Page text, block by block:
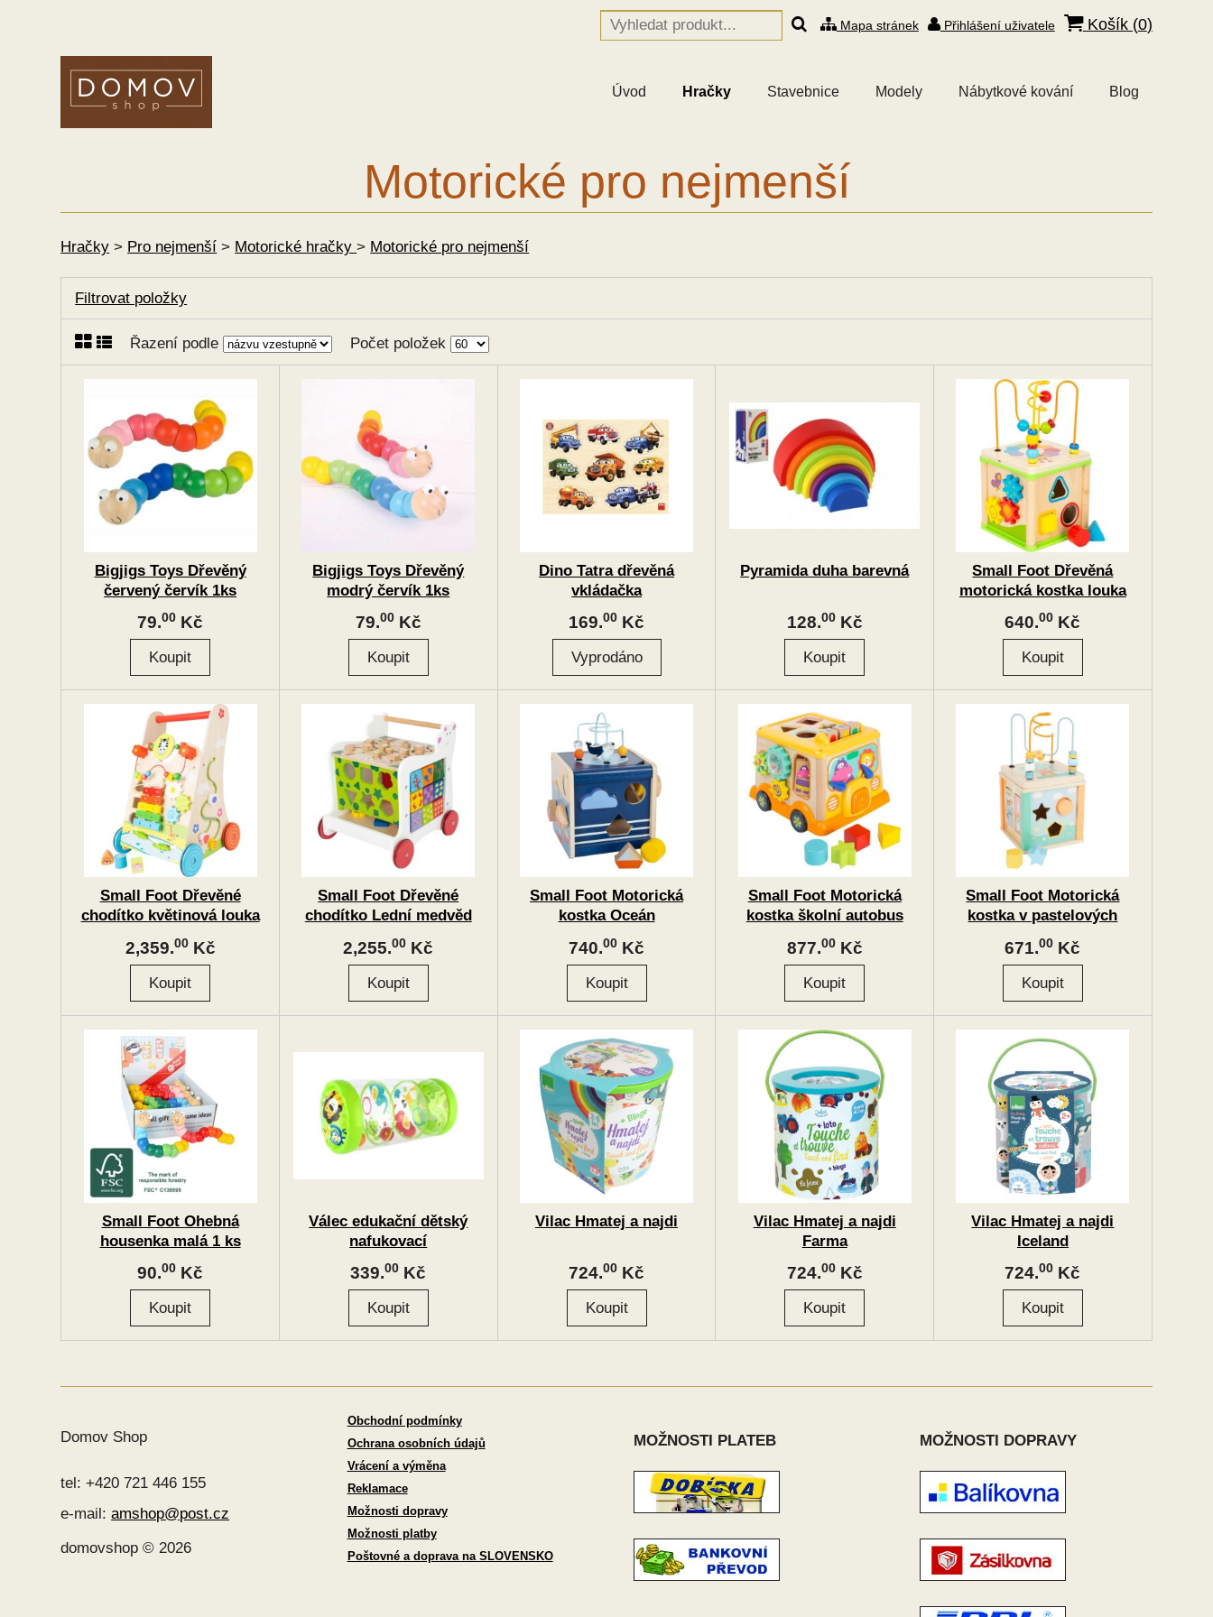
Mapa stránek Přihlášení uživatele Košík (0)
Úvod Hračky Stavebnice Modely Nábytkové kování Blog
Motorické pro nejmenší
Hračky > Pro nejmenší > Motorické hračky> Motorické pro nejmenší
Filtrovat položky
Řazení podle Počet položek
Bigjigs Toys Dřevěný
červený červík 1ks
79.00 Kč
Bigjigs Toys Dřevěný
modrý červík 1ks
79.00Kč
Dino Tatra dřevěná
vkládačka
169.00 Kč
Pyramida duha barevná
128.00Kč
Small Foot Dřevěná
motorická kostka louka
640.00 Kč
Small Foot Dřevěné
chodítko květinová louka
2,359.00Kč
Small Foot Dřevěné
chodítko Lední medvěd
2,255.00 Kč
Small Foot Motorická
kostka Oceán
740.00 Kč
Small Foot Motorická
kostka školní autobus
877.00Kč
Small Foot Motorická
kostka v pastelových
barvách
671.00 Kč
Small Foot Ohebná
housenka malá 1 ks
90.00 Kč
Válec edukační dětský
nafukovací
339.00 Kč
Vilac Hmatej a najdi
724.00 Kč
Vilac Hmatej a najdi
Farma
724.00Kč
Vilac Hmatej a najdi
Iceland
724.00 Kč
Domov Shop
tel: +420 721 446 155
e-mail:amshop@post.cz
domovshop © 2026
Obchodní podmínky
Ochrana osobních údajů
Vrácení a výměna
Reklamace
Možnosti dopravy
Možnosti platby
Poštovné a doprava na SLOVENSKO
MOŽNOSTI PLATEB MOŽNOSTI DOPRAVY